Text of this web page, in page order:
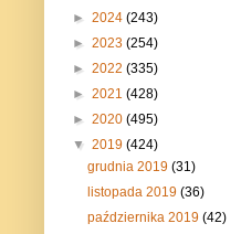
► 2024 (243)
► 2023 (254)
► 2022 (335)
► 2021 (428)
► 2020 (495)
▼ 2019 (424)
grudnia 2019(31)
listopada 2019(36)
października 2019(42)